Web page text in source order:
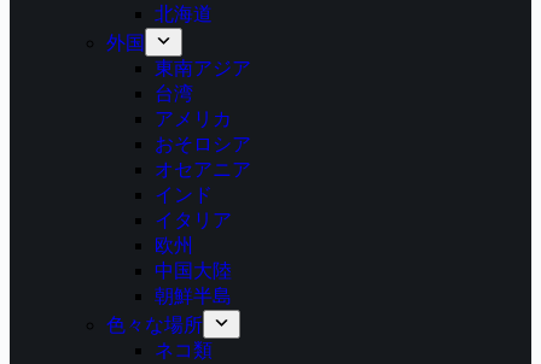
北海道
外国
東南アジア
台湾
アメリカ
おそロシア
オセアニア
インド
イタリア
欧州
中国大陸
朝鮮半島
色々な場所
ネコ類